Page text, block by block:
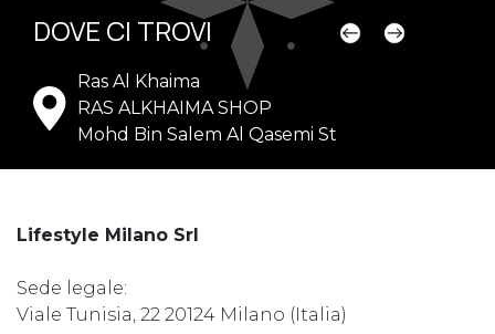
DOVE CI TROVI
Ras Al Khaima
RAS ALKHAIMA SHOP
Mohd Bin Salem Al Qasemi St
Lifestyle Milano Srl
Sede legale:
Viale Tunisia, 22 20124 Milano (Italia)